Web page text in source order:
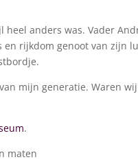
anders was. Vader
en rijkdom genoot van zijn
mijn generatie. Waren wij
.
maten